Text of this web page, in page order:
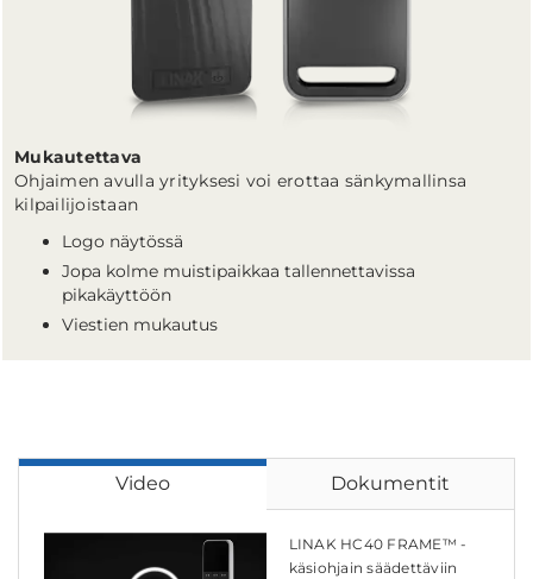
Mukautettava
Ohjaimen avulla yrityksesi voi erottaa sänkymallinsa
kilpailijoistaan
Logo näytössä
Jopa kolme muistipaikkaa tallennettavissa
pikakäyttöön
Viestien mukautus
Video Dokumentit
LINAK HC40 FRAME™ -
käsiohjain säädettäviin